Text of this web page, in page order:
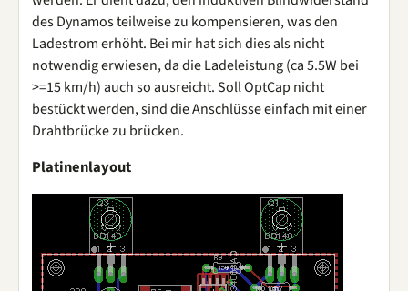
des Dynamos teilweise zu kompensieren, was den
Ladestrom erhöht. Bei mir hat sich dies als nicht
notwendig erwiesen, da die Ladeleistung (ca 5.5W bei
>=15 km/h) auch so ausreicht. Soll OptCap nicht
bestückt werden, sind die Anschlüsse einfach mit einer
Drahtbrücke zu brücken.
Platinenlayout